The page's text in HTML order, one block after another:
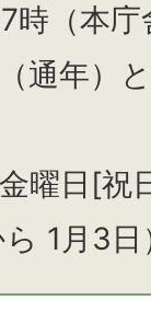
時（本
通年）と
曜日[祝
1月3